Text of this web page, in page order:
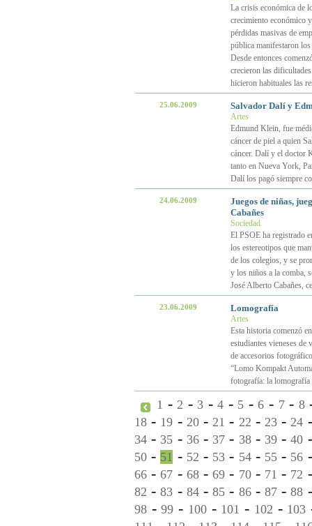
La crisis económica de
crecimiento económico
pérdidas masivas de
pública manifestaron
Desde entonces
crecieron las
hicieron habituales las
25.06.2009 Salvador Dalí y
Artes
Edmund Klein, fue
cáncer de piel a quien
cáncer. Dalí y el doctor
tanto en Nueva York,
Dalí los pagó siempre
24.06.2009
Juegos de niñas,
Cabañes
Sociedad
El PSOE ha registrado
los estereotipos que
de los colegios, y se
y los niños a la comba,
José Alberto Cabañes,
23.06.2009 Lomografía
Artes
Esta historia comenzó
estudiantes vieneses de
de accesorios
“Lomo Kompakt
fotografía: la lomografía
1 -2 - 3 -4 - 5 -6 - 7- 8
18 - 19 - 20-21 - 22 - 23-24
34 - 35 - 36- 37 - 38- 39-40
50 - 51 - 52 - 53 - 54- 55- 56
66 -67 - 68-69 - 70- 71 - 72
82 -83 - 84-85 - 86- 87-88
98 -99 - 100- 101 - 102 - 103